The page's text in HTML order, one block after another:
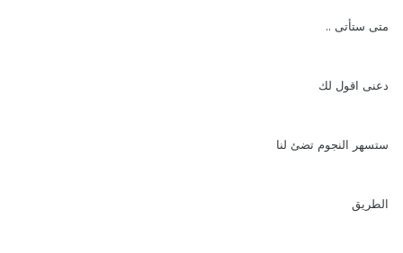
متى ستأتى ..
دعنى اقول لك
ستسهر النجوم تضئ لنا
الطريق